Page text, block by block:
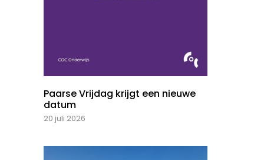
Paarse Vrijdag krijgt een nieuwe
datum
20 juli 2026